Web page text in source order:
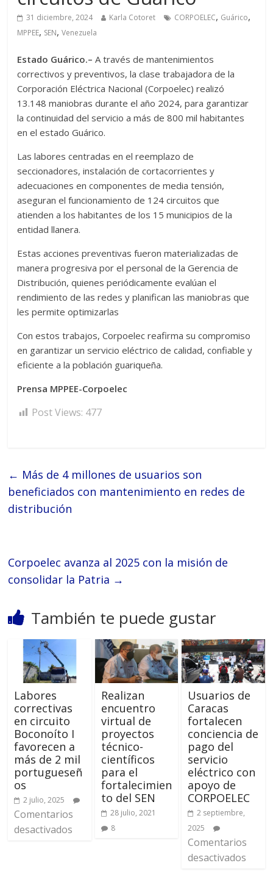
31 diciembre, 2024 Karla Cotoret CORPOELEC, Guárico,
MPPEE, SEN,Venezuela
Estado Guárico.– A través de mantenimientos
correctivos y preventivos, la clase trabajadora de la
Corporación Eléctrica Nacional (Corpoelec) realizó
13.148 maniobras durante el año 2024, para garantizar
la continuidad del servicio a más de 800 mil habitantes
en el estado Guárico.
Las labores centradas en el reemplazo de
seccionadores, instalación de cortacorrientes y
adecuaciones en componentes de media tensión,
aseguran el funcionamiento de 124 circuitos que
atienden a los habitantes de los 15 municipios de la
entidad llanera.
Estas acciones preventivas fueron materializadas de
manera progresiva por el personal de la Gerencia de
Distribución, quienes periódicamente evalúan el
rendimiento de las redes y planifican las maniobras que
les permite optimizarlas
Con estos trabajos, Corpoelec reafirma su compromiso
en garantizar un servicio eléctrico de calidad, confiable y
eficiente a la población guariqueña.
Prensa MPPEE-Corpoelec
Post Views: 477
← Más de 4 millones de usuarios son
beneficiados con mantenimiento en redes de
distribución
Corpoelec avanza al 2025 con la misión de
consolidar la Patria →
También te puede gustar
Labores
correctivas
en circuito
Boconoíto I
favorecen a
más de 2 mil
portugueseñ
os
2 julio, 2025
Comentarios
desactivados
Realizan
encuentro
virtual de
proyectos
técnico-
científicos
para el
fortalecimien
to del SEN
28 julio, 2021
8
Usuarios de
Caracas
fortalecen
conciencia de
pago del
servicio
eléctrico con
apoyo de
CORPOELEC
2 septiembre,
2025
Comentarios
desactivados